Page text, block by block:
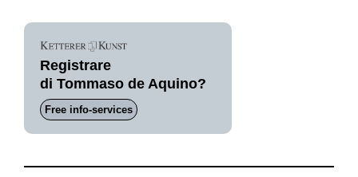
Registrare
di Tommaso de Aquino?
Free info-services